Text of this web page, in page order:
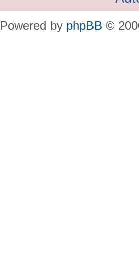
Powered by phpBB ©